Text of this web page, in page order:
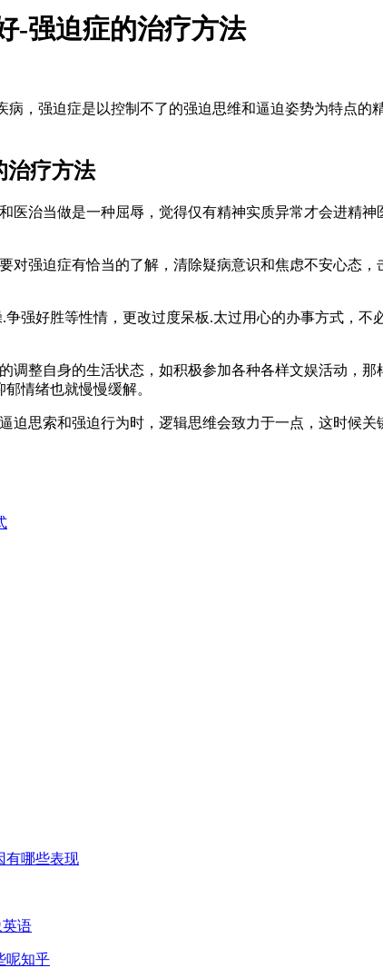
-强迫症的治疗方法
，强迫症是以控制不了的强迫思维和逼迫姿势为特点
疗方法
医治当做是一种屈辱，觉得仅有精神实质异常才会进精
对强迫症有恰当的了解，清除疑病意识和焦虑不安心态
争强好胜等性情，更改过度呆板.太过用心的办事方式，
调整自身的生活状态，如积极参加各种各样文娱活动，
情绪也就慢慢缓解。
迫思索和强迫行为时，逻辑思维会致力于一点，这时候
有哪些表现
语
呢知乎